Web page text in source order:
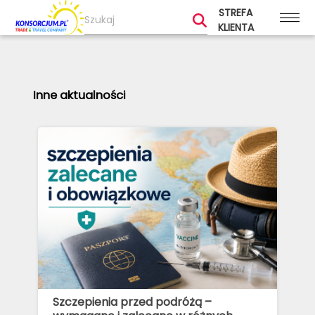
STREFA
KLIENTA
Inne aktualności
Szczepienia przed podróżą –